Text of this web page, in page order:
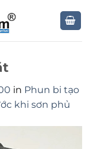
in Phun bi tạo
khi sơn phủ